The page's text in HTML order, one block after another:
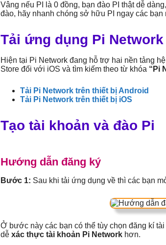
Vâng nếu PI là 0 đồng, bạn đào PI thật dễ
đào, hãy nhanh chóng sở hữu PI ngay các bạn
Tải ứng dụng Pi Network
Hiện tại Pi Network đang hỗ trợ hai nền tảng
Store đối với iOS và tìm kiếm theo từ khóa “Pi
Tải Pi Network trên thiết bị Android
Tải Pi Network trên thiết bị iOS
Tạo tài khoản và đào Pi
Hướng dẫn đăng ký
Bước 1: Sau khi tải ứng dụng về thì các bạn
Ở bước này các bạn có thể tùy chọn đăng kí
dễ xác thực tài khoản Pi Network hơn.